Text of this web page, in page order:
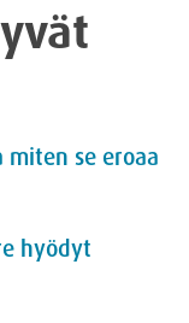
miten se eroaa
hyödyt